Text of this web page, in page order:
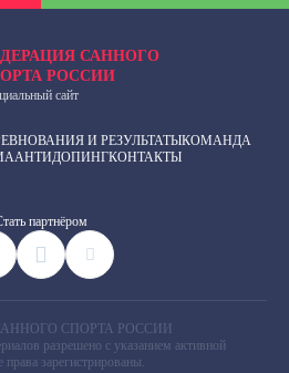
САННОГО
РОССИИ
сайт
И РЕЗУЛЬТАТЫКОМАНДА
АНТИДОПИНГКОНТАКТЫ
партнёром
СПОРТА РОССИИ
разрешено с указанием активной
права зарегистрированы.